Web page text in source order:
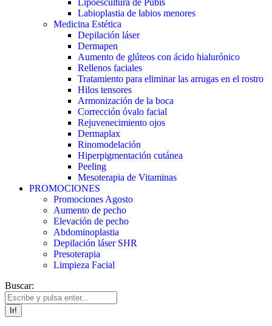
Lipoescultura de Pubis
Labioplastia de labios menores
Medicina Estética
Depilación láser
Dermapen
Aumento de glúteos con ácido hialurónico
Rellenos faciales
Tratamiento para eliminar las arrugas en el rostro
Hilos tensores
Armonización de la boca
Corrección óvalo facial
Rejuvenecimiento ojos
Dermaplax
Rinomodelación
Hiperpigmentación cutánea
Peeling
Mesoterapia de Vitaminas
PROMOCIONES
Promociones Agosto
Aumento de pecho
Elevación de pecho
Abdominoplastia
Depilación láser SHR
Presoterapia
Limpieza Facial
Buscar: